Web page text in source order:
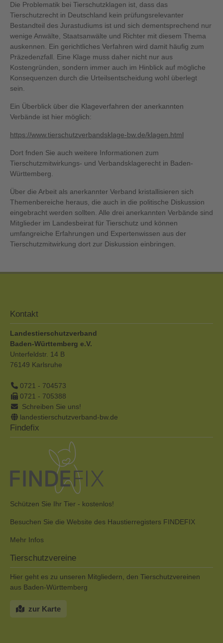
Die Problematik bei Tierschutzklagen ist, dass das
Tierschutzrecht in Deutschland kein prüfungsrelevanter
Bestandteil des Jurastudiums ist und sich dementsprechend nur
wenige Anwälte, Staatsanwälte und Richter mit diesem Thema
auskennen. Ein gerichtliches Verfahren wird damit häufig zum
Präzedenzfall. Eine Klage muss daher nicht nur aus
Kostengründen, sondern immer auch im Hinblick auf mögliche
Konsequenzen durch die Urteilsentscheidung wohl überlegt
sein.
Ein Überblick über die Klageverfahren der anerkannten
Verbände ist hier möglich:
https://www.tierschutzverbandsklage-bw.de/klagen.html
Dort fnden Sie auch weitere Informationen zum
Tierschutzmitwirkungs- und Verbandsklagerecht in Baden-
Württemberg.
Über die Arbeit als anerkannter Verband kristallisieren sich
Themenbereiche heraus, die auch in die politische Diskussion
eingebracht werden sollten. Alle drei anerkannten Verbände sind
Mitglieder im Landesbeirat für Tierschutz und können
umfangreiche Erfahrungen und Expertenwissen aus der
Tierschutzmitwirkung dort zur Diskussion einbringen.
Kontakt
Landestierschutzverband
Baden-Württemberg e.V.
Unterfeldstr. 14 B
76149 Karlsruhe
0721 - 704573
0721 - 705388
Schreiben Sie uns!
landestierschutzverband-bw.de
Findefix
Schützen Sie Ihr Tier - kostenlos!
Besuchen Sie die Website des Haustierregisters FINDEFIX
Mehr Infos
Tierschutzvereine
Hier geht es zu unseren Mitgliedern, den Tierschutzvereinen
aus Baden-Württemberg
zur Karte